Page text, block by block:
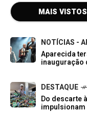
MAIS VISTOS
NOTÍCIAS -
Aparecida
inauguração
DESTAQUE
Do descarte
impulsionam